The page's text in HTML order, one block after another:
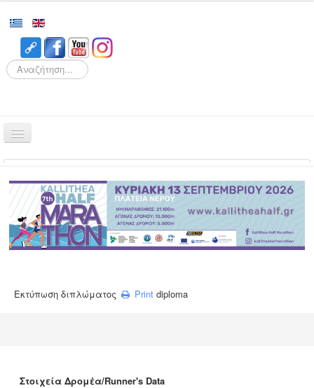
Search
Αγώνες
Διοργάνωση
Εθελοντισμός
Αποτελέσματα
Εκτύπωση διπλώματος Print diploma
Στοιχεία Δρομέα/Runner's Data